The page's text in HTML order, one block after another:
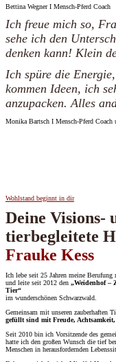
Bettina Wegner I Mensch-Pferd Coach
Ich freue mich so,
sehe ich den
denken kann! Klein
Ich spüre die
kommen Ideen, ich
anzupacken. Alles
Monika Bartsch I Mensch-Pferd Coach
Wohlstand beginnt in dir
Deine
tierbegleitete
Frauke Kess
Ich lebe seit 25 Jahren meine Berufung
und leite seit 2012 den „Weidenhof –
Tier“
im wunderschönen Schwarzwald.
Gemeinsam mit unseren zauberhaften
gefüllt sind mit Freude,
Seit 2010 bin ich Vorsitzende des
hatte ich den großen Wunsch die tief
Menschen in herausfordernden